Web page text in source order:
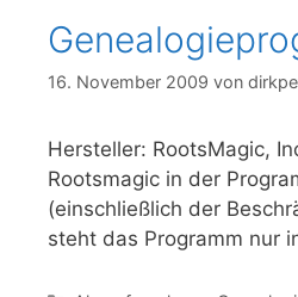
16. November 2009 von
Hersteller: RootsMagic,
Rootsmagic in der
(einschließlich der
steht das Programm nur